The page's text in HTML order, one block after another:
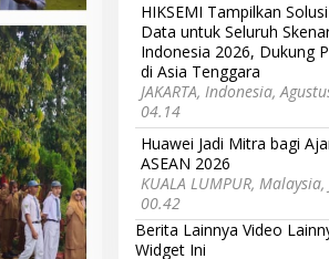
HIKSEMI Tampilkan
Data untuk Seluruh
Indonesia 2026, Dukung
di Asia Tenggara
JAKARTA, Indonesia,
04.14
Huawei Jadi Mitra bagi
ASEAN 2026
KUALA LUMPUR,
00.42
Berita Lainnya Video
Widget Ini